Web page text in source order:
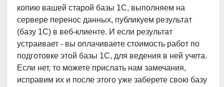
копию вашей старой базы 1С, выполняем на
сервере перенос данных, публикуем результат
(базу 1С) в веб-клиенте. И если результат
устраивает - вы оплачиваете стоимость работ по
подготовке этой базы 1С, для ведения в ней учета.
Если нет, то можете прислать нам замечания,
исправим их и после этого уже заберете свою базу